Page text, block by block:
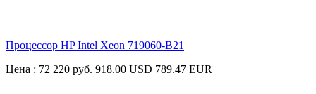
Процессор HP Intel Xeon 719060-B21
Цена : 72 220 руб. 918.00 USD 789.47 EUR